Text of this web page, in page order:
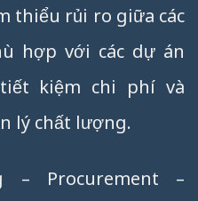
thiểu rủi ro giữa các
hợp với các dự án
kiệm chi phí và
lý chất lượng.
– Procurement –